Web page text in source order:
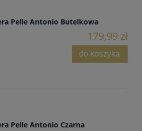
Pelle Antonio Butelkowa
179,99 zł
do koszyka
Pelle Antonio Czarna